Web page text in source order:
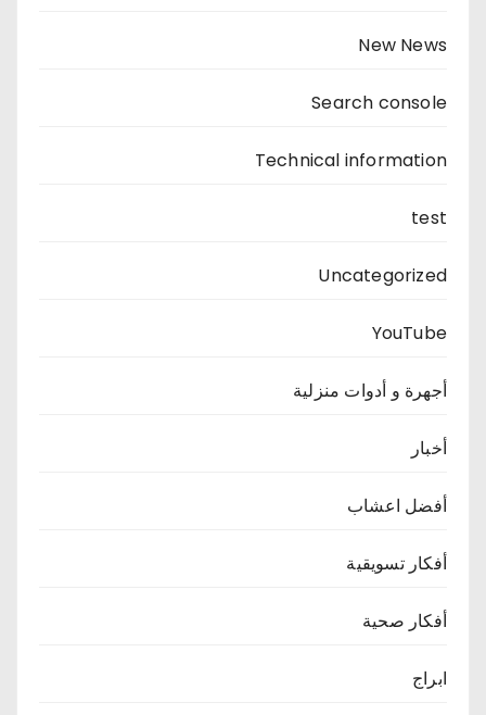
New News
Search console
Technical information
test
Uncategorized
YouTube
أجهرة و أدوات منزلية
أخبار
أفضل اعشاب
أفكار تسويقية
أفكار صحية
ابراج